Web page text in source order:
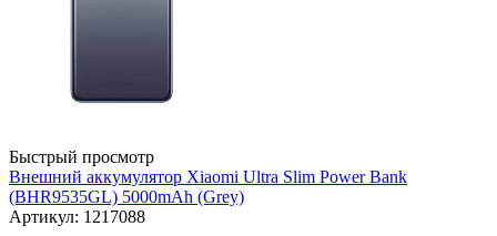
Быстрый просмотр
Внешний аккумулятор Xiaomi Ultra Slim Power Bank
(BHR9535GL) 5000mAh (Grey)
Артикул: 1217088